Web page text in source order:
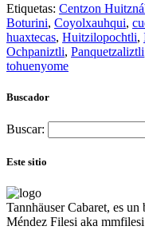
Etiquetas: Centzon
Boturini, Coyolxauhqui,
huaxtecas, Huitzilopochtli,
Ochpaniztli, Panquetzaliztli
tohuenyome
Buscador
Buscar:
Este sitio
Tannhäuser Cabaret, es un
Méndez Filesi aka